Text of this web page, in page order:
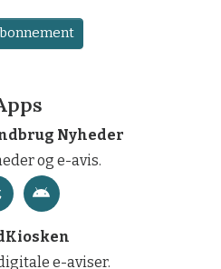
Nyheder
og e-avis.
e-aviser.